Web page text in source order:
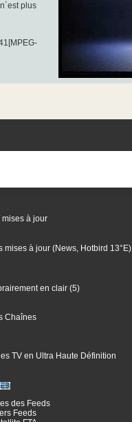
plus
à jour
mises à jour (News, Hotbird 13°E)
en clair (5)
Chaînes
TV en Ultra Haute Définition
des Feeds
Feeds